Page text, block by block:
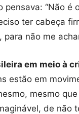
pensava: “Não é
ter cabeça
para não me
em meio à
estão em
mesmo
de não